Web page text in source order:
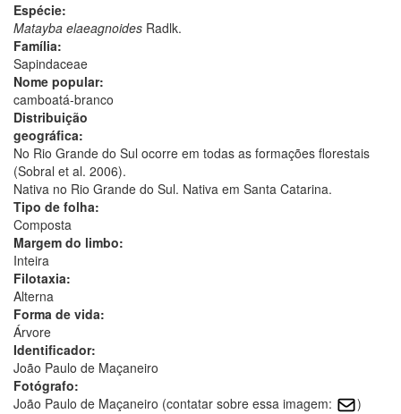
Espécie:
Matayba elaeagnoides Radlk.
Família:
Sapindaceae
Nome popular:
camboatá-branco
Distribuição
geográfica:
No Rio Grande do Sul ocorre em todas as formações florestais
(Sobral et al. 2006).
Nativa no Rio Grande do Sul. Nativa em Santa Catarina.
Tipo de folha:
Composta
Margem do limbo:
Inteira
Filotaxia:
Alterna
Forma de vida:
Árvore
Identificador:
João Paulo de Maçaneiro
Fotógrafo:
João Paulo de Maçaneiro (contatar sobre essa imagem:
)